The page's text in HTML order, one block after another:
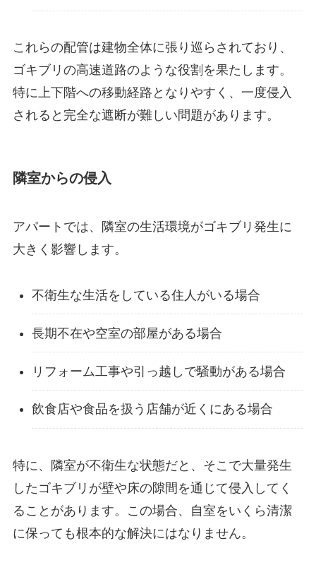
これらの配管は建物全体に張り巡らされており、
ゴキブリの高速道路のような役割を果たします。
特に上下階への移動経路となりやすく、一度侵入
されると完全な遮断が難しい問題があります。
隣室からの侵入
アパートでは、隣室の生活環境がゴキブリ発生に
大きく影響します。
不衛生な生活をしている住人がいる場合
長期不在や空室の部屋がある場合
リフォーム工事や引っ越しで騒動がある場合
飲食店や食品を扱う店舗が近くにある場合
特に、隣室が不衛生な状態だと、そこで大量発生
したゴキブリが壁や床の隙間を通じて侵入してく
ることがあります。この場合、自室をいくら清潔
に保っても根本的な解決にはなりません。